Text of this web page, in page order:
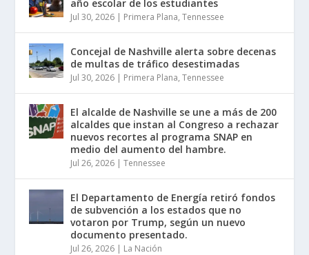
año escolar de los estudiantes
Jul 30, 2026 | Primera Plana,Tennessee
Concejal de Nashville alerta sobre decenas
de multas de tráfico desestimadas
Jul 30, 2026 | Primera Plana,Tennessee
El alcalde de Nashville se une a más de 200
alcaldes que instan al Congreso a rechazar
nuevos recortes al programa SNAP en
medio del aumento del hambre.
Jul 26, 2026 |Tennessee
El Departamento de Energía retiró fondos
de subvención a los estados que no
votaron por Trump, según un nuevo
documento presentado.
Jul 26, 2026 | La Nación